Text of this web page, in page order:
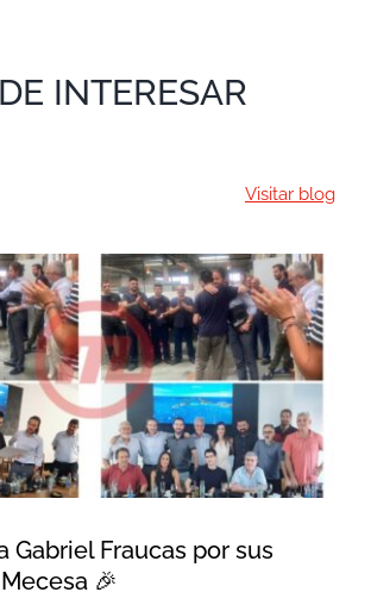
INTERESAR
Visitar blog
a Gabriel Fraucas
25 años en Mecesa 🎉
Gabriel Fraucas por sus
🎉